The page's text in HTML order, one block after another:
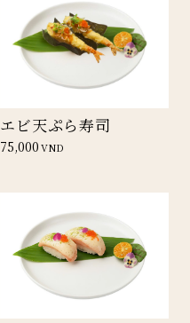
エビ天ぷら寿司
75,000VND